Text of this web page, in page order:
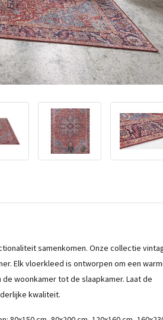
samenkomen. Onze collectie
Elk vloerkleed is ontworpen om een
woonkamer tot de slaapkamer. Laat de
kwaliteit.